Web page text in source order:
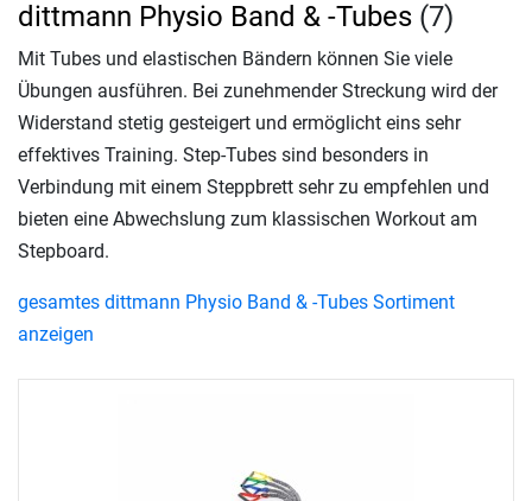
dittmann Physio Band & -Tubes (7)
Mit Tubes und elastischen Bändern können Sie viele
Übungen ausführen. Bei zunehmender Streckung wird der
Widerstand stetig gesteigert und ermöglicht eins sehr
effektives Training. Step-Tubes sind besonders in
Verbindung mit einem Steppbrett sehr zu empfehlen und
bieten eine Abwechslung zum klassischen Workout am
Stepboard.
gesamtes dittmann Physio Band & -Tubes Sortiment
anzeigen